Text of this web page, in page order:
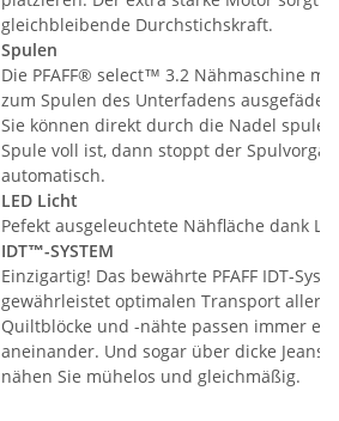
gleichbleibende Durchstichskraft.
Spulen
Die PFAFF® select™ 3.2 Nähmaschine
zum Spulen des Unterfadens
Sie können direkt durch die Nadel
Spule voll ist, dann stoppt der
automatisch.
LED Licht
Pefekt ausgeleuchtete Nähfläche dank
IDT™-SYSTEM
Einzigartig! Das bewährte PFAFF IDT-
gewährleistet optimalen Transport aller
Quiltblöcke und -nähte passen immer
aneinander. Und sogar über dicke
nähen Sie mühelos und gleichmäßig.